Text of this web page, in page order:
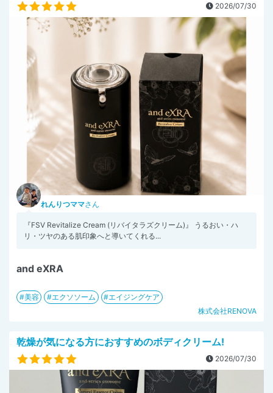
2026/07/30
れんりつママさん
『FSV Revitalize Cream (リバイタラズクリーム)』 うるおい・ハ
リ・ツヤのある肌印象へと導いてくれる...
and eXRA
美容 エクソソーム
エイジングケア
株式会社RENOVA
乾燥が気になる方におすすめのボディクリーム!
2026/07/30